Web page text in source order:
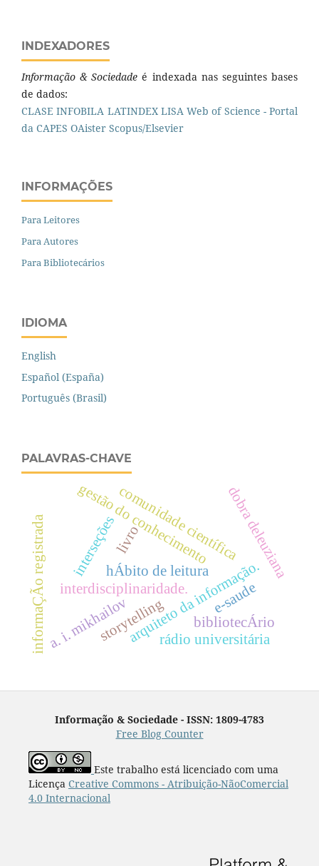
INDEXADORES
Informação & Sociedadeé indexada nas seguintes bases
de dados:
CLASE INFOBILA LATINDEX LISA Web of Science - Portal
da CAPES OAister Scopus/Elsevier
INFORMAÇÕES
Para Leitores
Para Autores
Para Bibliotecários
IDIOMA
English
Español (España)
Português (Brasil)
PALAVRAS-CHAVE
gestão do conhecimento
interdisciplinaridade.arquiteto da informação.
interseções
a. i. mikhailov
dobra deleuziana
hÁbito de leitura
livro
bibliotecÁrio
informaÇÃo registrada comunidade científica
e-saude
storytellingrádio universitária
Informação & Sociedade - ISSN: 1809-4783
Free Blog Counter
Este trabalho está licenciado com uma
Licença Creative Commons - Atribuição-NãoComercial
4.0 Internacional